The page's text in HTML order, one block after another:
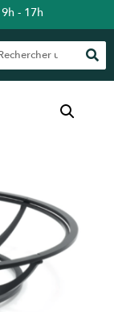
- 17h